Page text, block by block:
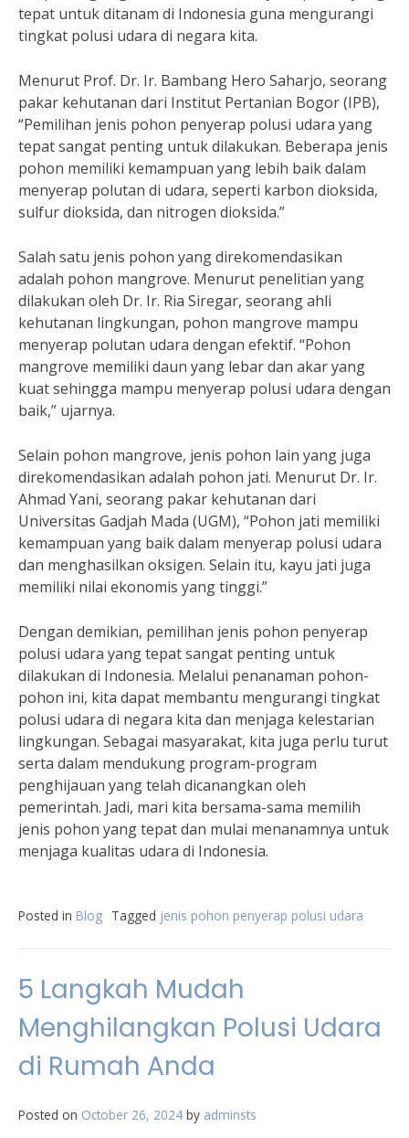
tepat untuk ditanam di Indonesia guna mengurangi
tingkat polusi udara di negara kita.
Menurut Prof. Dr. Ir. Bambang Hero Saharjo, seorang
pakar kehutanan dari Institut Pertanian Bogor (IPB),
“Pemilihan jenis pohon penyerap polusi udara yang
tepat sangat penting untuk dilakukan. Beberapa jenis
pohon memiliki kemampuan yang lebih baik dalam
menyerap polutan di udara, seperti karbon dioksida,
sulfur dioksida, dan nitrogen dioksida.”
Salah satu jenis pohon yang direkomendasikan
adalah pohon mangrove. Menurut penelitian yang
dilakukan oleh Dr. Ir. Ria Siregar, seorang ahli
kehutanan lingkungan, pohon mangrove mampu
menyerap polutan udara dengan efektif. “Pohon
mangrove memiliki daun yang lebar dan akar yang
kuat sehingga mampu menyerap polusi udara dengan
baik,” ujarnya.
Selain pohon mangrove, jenis pohon lain yang juga
direkomendasikan adalah pohon jati. Menurut Dr. Ir.
Ahmad Yani, seorang pakar kehutanan dari
Universitas Gadjah Mada (UGM), “Pohon jati memiliki
kemampuan yang baik dalam menyerap polusi udara
dan menghasilkan oksigen. Selain itu, kayu jati juga
memiliki nilai ekonomis yang tinggi.”
Dengan demikian, pemilihan jenis pohon penyerap
polusi udara yang tepat sangat penting untuk
dilakukan di Indonesia. Melalui penanaman pohon-
pohon ini, kita dapat membantu mengurangi tingkat
polusi udara di negara kita dan menjaga kelestarian
lingkungan. Sebagai masyarakat, kita juga perlu turut
serta dalam mendukung program-program
penghijauan yang telah dicanangkan oleh
pemerintah. Jadi, mari kita bersama-sama memilih
jenis pohon yang tepat dan mulai menanamnya untuk
menjaga kualitas udara di Indonesia.
Posted in Blog Tagged jenis pohon penyerap polusi udara
5 Langkah Mudah
Menghilangkan Polusi Udara
di Rumah Anda
Posted on October 26, 2024 by adminsts